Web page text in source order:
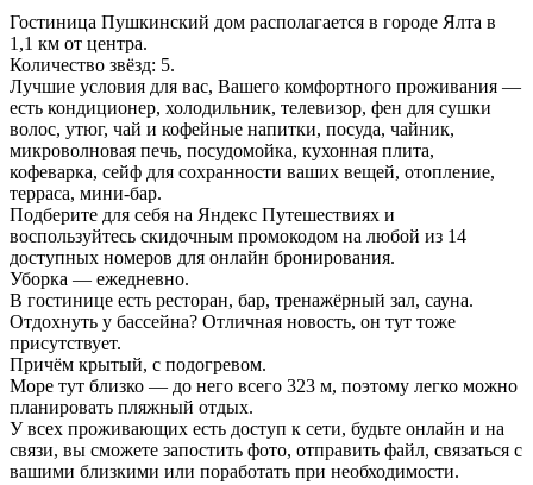
Гостиница Пушкинский дом располагается в городе Ялта в
1,1 км от центра.
Количество звёзд: 5.
Лучшие условия для вас, Вашего комфортного проживания —
есть кондиционер, холодильник, телевизор, фен для сушки
волос, утюг, чай и кофейные напитки, посуда, чайник,
микроволновая печь, посудомойка, кухонная плита,
кофеварка, сейф для сохранности ваших вещей, отопление,
терраса, мини-бар.
Подберите для себя на Яндекс Путешествиях и
воспользуйтесь скидочным промокодом на любой из 14
доступных номеров для онлайн бронирования.
Уборка — ежедневно.
В гостинице есть ресторан, бар, тренажёрный зал, сауна.
Отдохнуть у бассейна? Отличная новость, он тут тоже
присутствует.
Причём крытый, с подогревом.
Море тут близко — до него всего 323 м, поэтому легко можно
планировать пляжный отдых.
У всех проживающих есть доступ к сети, будьте онлайн и на
связи, вы сможете запостить фото, отправить файл, связаться с
вашими близкими или поработать при необходимости.